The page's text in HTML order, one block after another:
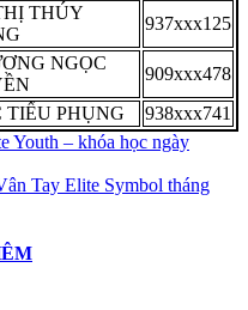
THÚY
937xxx125
NGỌC
909xxx478
TIỂU PHỤNG
938xxx741
Youth – khóa học ngày
Tay Elite Symbol tháng